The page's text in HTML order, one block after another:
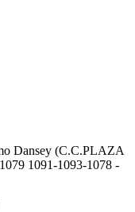
Dansey (C.C.PLAZA
1091-1093-1078 -